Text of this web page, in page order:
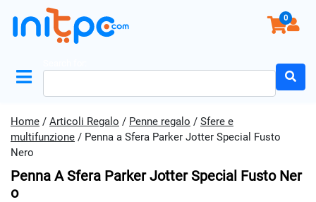
0
Home / Articoli Regalo / Penne regalo / Sfere e
multifunzione / Penna a Sfera Parker Jotter Special Fusto
Nero
Penna A Sfera Parker Jotter Special Fusto Ner
O